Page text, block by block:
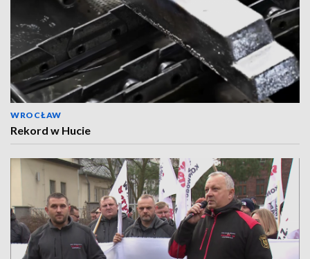
WROCŁAW
Rekord w Hucie